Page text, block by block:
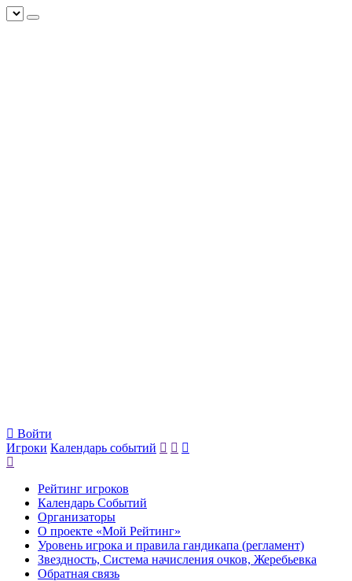
Войти
Игроки Календарь событий
Рейтинг игроков
Календарь Событий
Организаторы
О проекте «Мой Рейтинг»
Уровень игрока и правила гандикапа (регламент)
Звездность, Система начисления очков, Жеребьевка
Обратная связь